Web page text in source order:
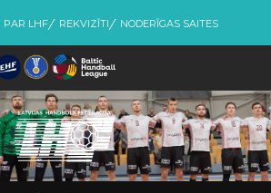
PAR LHF REKVIZĪTI NODERĪGAS SAITES